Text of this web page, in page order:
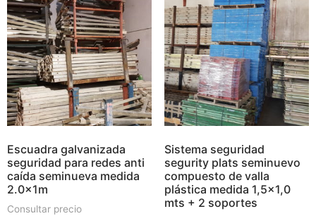
Escuadra galvanizada
seguridad para redes anti
caída seminueva medida
2.0x1m
Consultar precio
Sistema seguridad
segurity plats seminuevo
compuesto de valla
plástica medida 1,5×1,0
mts + 2 soportes